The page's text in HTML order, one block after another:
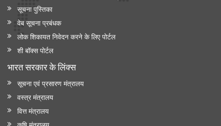
सूचना पुस्तिका
वेब सूचना प्रबंधक
लोक शिकायत निवेदन करने के लिए पोर्टल
शी बॉक्स पोर्टल
भारत सरकार के लिंक्‍स
सूचना एवं प्रसारण मंत्रालय
वस्त्र मंत्रालय
वित्त मंत्रालय